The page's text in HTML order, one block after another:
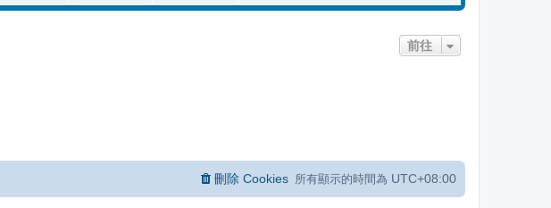
發
前往
所有顯示的時間為 UTC+08:00
刪除 Cookies